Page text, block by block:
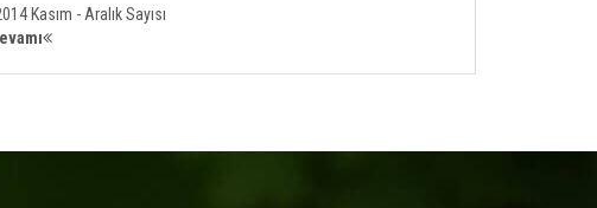
Kasım - Aralık Sayısı